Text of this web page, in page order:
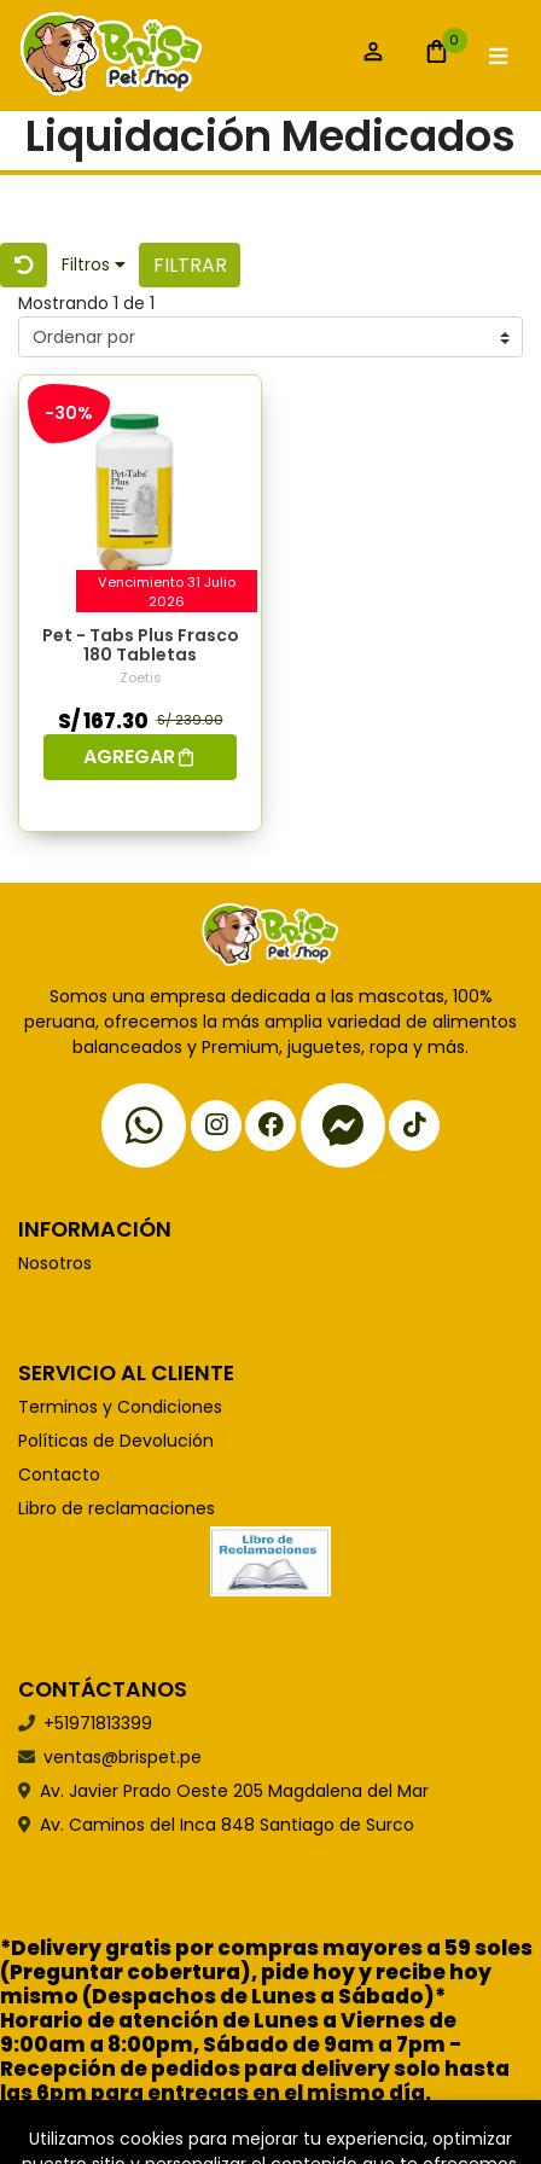
0
Liquidación Medicados
Filtros FILTRAR
Mostrando 1 de 1
-30%
Vencimiento 31 Julio
2026
Pet - Tabs Plus Frasco
180 Tabletas
Zoetis
S/ 239.00
S/ 167.30
AGREGAR
Somos una empresa dedicada a las mascotas, 100%
peruana, ofrecemos la más amplia variedad de alimentos
balanceados y Premium, juguetes, ropa y más.
INFORMACIÓN
Nosotros
SERVICIO AL CLIENTE
Terminos y Condiciones
Políticas de Devolución
Contacto
Libro de reclamaciones
CONTÁCTANOS
+51971813399
ventas@brispet.pe
Av. Javier Prado Oeste 205 Magdalena del Mar
Av. Caminos del Inca 848 Santiago de Surco
*Delivery gratis por compras mayores a 59 soles
(Preguntar cobertura), pide hoy y recibe hoy
mismo (Despachos de Lunes a Sábado)*
Horario de atención de Lunes a Viernes de
9:00am a 8:00pm, Sábado de 9am a 7pm -
Recepción de pedidos para delivery solo hasta
las 6pm para entregas en el mismo día.
Utilizamos cookies para mejorar tu experiencia, optimizar